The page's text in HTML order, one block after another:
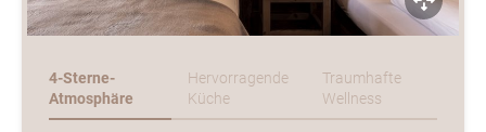
4-Sterne-
Atmosphäre
Hervorragende
Küche
Traumhafte
Wellness